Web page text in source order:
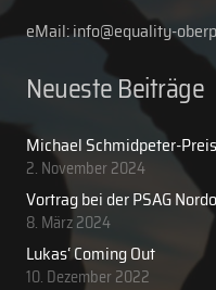
eMail: info@equality-
Neueste Beiträge
Michael Schmidpeter-Preis
2. November 2024
Vortrag bei der PSAG
8. März 2024
Lukas‘ Coming Out
10. Dezember 2022